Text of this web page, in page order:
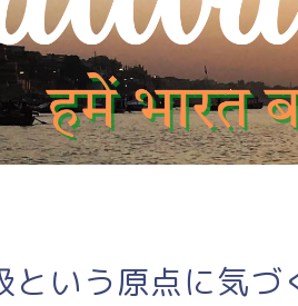
いう原点に気づ